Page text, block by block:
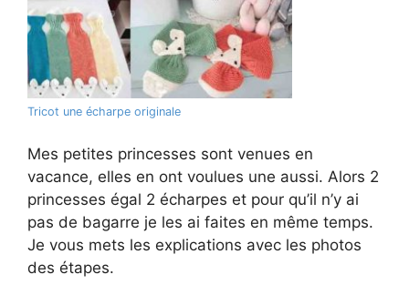
Tricot une écharpe originale
Mes petites princesses sont venues en
vacance, elles en ont voulues une aussi. Alors 2
princesses égal 2 écharpes et pour qu’il n’y ai
pas de bagarre je les ai faites en même temps.
Je vous mets les explications avec les photos
des étapes.